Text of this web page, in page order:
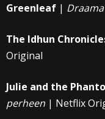
Greenleaf | Draama
The Idhun
Original
Julie and the
perheen | Netflix